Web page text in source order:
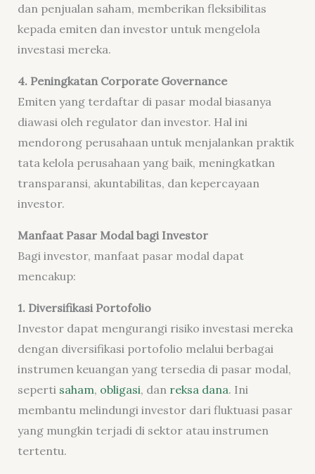
dan penjualan saham, memberikan fleksibilitas
kepada emiten dan investor untuk mengelola
investasi mereka.
4. Peningkatan Corporate Governance
Emiten yang terdaftar di pasar modal biasanya
diawasi oleh regulator dan investor. Hal ini
mendorong perusahaan untuk menjalankan praktik
tata kelola perusahaan yang baik, meningkatkan
transparansi, akuntabilitas, dan kepercayaan
investor.
Manfaat Pasar Modal bagi Investor
Bagi investor, manfaat pasar modal dapat
mencakup:
1. Diversifikasi Portofolio
Investor dapat mengurangi risiko investasi mereka
dengan diversifikasi portofolio melalui berbagai
instrumen keuangan yang tersedia di pasar modal,
seperti saham, obligasi, dan reksa dana. Ini
membantu melindungi investor dari fluktuasi pasar
yang mungkin terjadi di sektor atau instrumen
tertentu.